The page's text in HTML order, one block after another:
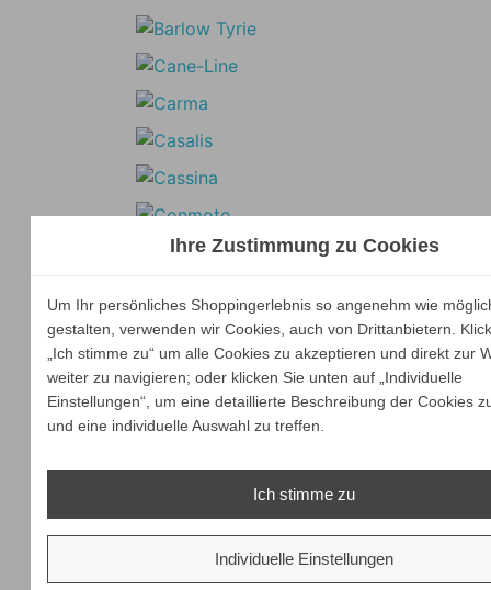
Ihre Zustimmung zu Cookies
Um Ihr persönliches Shoppingerlebnis so angenehm wie
gestalten, verwenden wir Cookies, auch von Drittanbietern.
„Ich stimme zu“ um alle Cookies zu akzeptieren und direkt zur
weiter zu navigieren; oder klicken Sie unten auf „Individuelle
Einstellungen“, um eine detaillierte Beschreibung der Cookies
und eine individuelle Auswahl zu treffen.
Ich stimme zu
Individuelle Einstellungen